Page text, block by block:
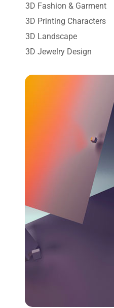
3D Fashion & Garment
3D Printing Characters
3D Landscape
3D Jewelry Design